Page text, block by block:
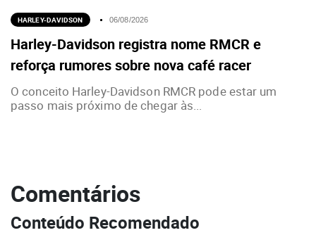
HARLEY-DAVIDSON 06/08/2026
Harley-Davidson registra nome RMCR e
reforça rumores sobre nova café racer
O conceito Harley-Davidson RMCR pode estar um
passo mais próximo de chegar às...
Comentários
Conteúdo Recomendado